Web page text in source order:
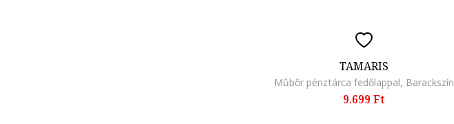
TAMARIS
Műbőr pénztárca fedőlappal, Barackszín
9.699 Ft